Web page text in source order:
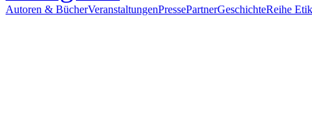
Autoren & BücherVeranstaltungenPressePartnerGeschichteReihe